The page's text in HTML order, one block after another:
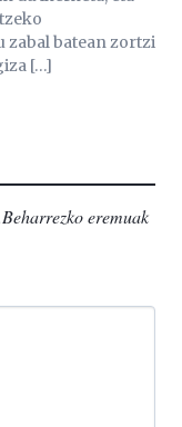
zabal batean zortzi
[…]
Beharrezko eremuak